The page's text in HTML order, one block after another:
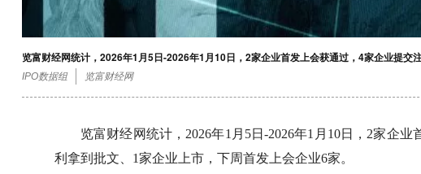
览富财经网统计，2026年1月5日-2026年1月10日，2家企业首发上会获通过，4家企业提交
IPO数据组 览富财经网
览富财经网统计，2026年1月5日-2026年1月10日，2家企
利拿到批文、1家企业上市，下周首发上会企业6家。